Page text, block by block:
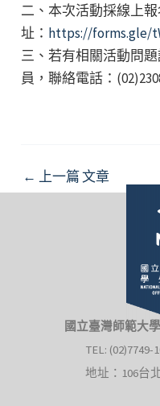
二、本次活動採線上
址： https://forms.gle/
三、若有相關活動問
員，聯絡電話：
Post
navigation
← 上一篇 文章
國立臺灣師範大
TEL: (02)7749-
地址：106台